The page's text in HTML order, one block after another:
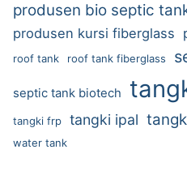
produsen bio septic
produsen kursi fiberglass
roof tank roof tank fiberglass
septic tank biotech
tangki frp tangki ipal
water tank